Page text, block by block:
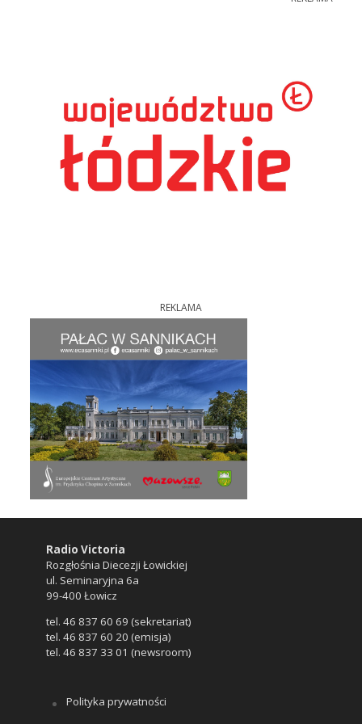
REKLAMA
Radio Victoria
Rozgłośnia Diecezji Łowickiej
ul. Seminaryjna 6a
99-400 Łowicz
tel. 46 837 60 69 (sekretariat)
tel. 46 837 60 20 (emisja)
tel. 46 837 33 01 (newsroom)
Polityka prywatności